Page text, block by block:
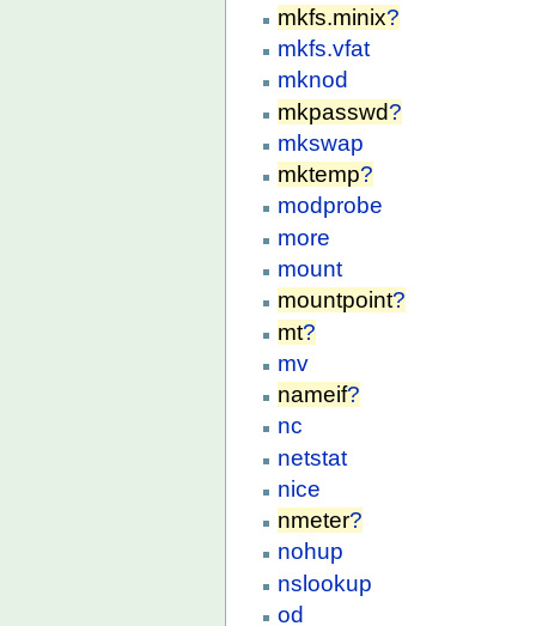
mkfs.minix?
mkfs.vfat
mknod
mkpasswd?
mkswap
mktemp?
modprobe
more
mount
mountpoint?
mt?
mv
nameif?
nc
netstat
nice
nmeter?
nohup
nslookup
od